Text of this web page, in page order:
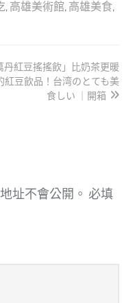
高雄美術館 高雄美食
丹紅豆搖搖飲」比奶茶更暖
紅豆飲品！台湾のとても美
食しい ｜開箱
址不會公開。 必填